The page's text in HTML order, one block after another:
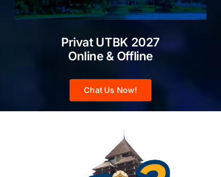
Privat UTBK 2027
Online & Offline
Chat Us Now!